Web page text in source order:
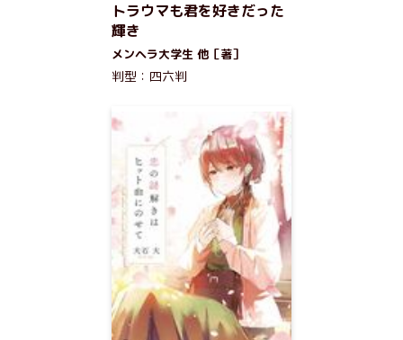
トラウマも君を好きだった
輝き
メンヘラ大学生 他［著］
判型：四六判